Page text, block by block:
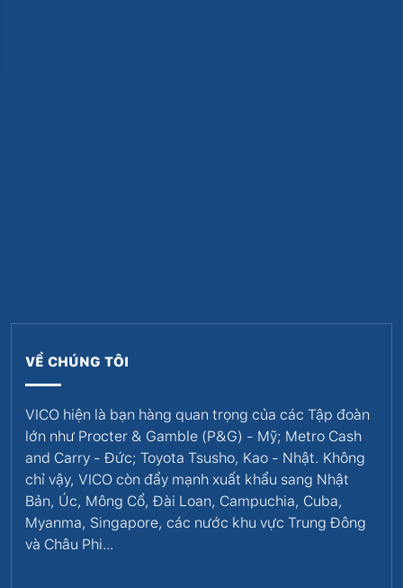
VỀ CHÚNG TÔI
VICO hiện là bạn hàng quan trọng của các Tập đoàn
lớn như Procter & Gamble (P&G) - Mỹ; Metro Cash
and Carry - Đức; Toyota Tsusho, Kao - Nhật. Không
chỉ vậy, VICO còn đẩy mạnh xuất khẩu sang Nhật
Bản, Úc, Mông Cổ, Đài Loan, Campuchia, Cuba,
Myanma, Singapore, các nước khu vực Trung Đông
và Châu Phi…